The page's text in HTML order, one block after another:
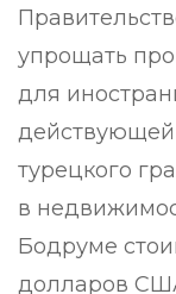
упрощать
для
турецкого
в
Бодруме
долларов